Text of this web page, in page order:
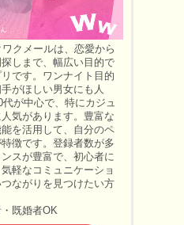
ワクメールは、恋愛から
しまで、幅広い目的で
です。ワンナイト目的
がほしい男女にも人
が中心で、特にカジュ
気があります。豊富な
を活用して、自分のペ
徴です。登録者数が多
スが豊富で、初心者に
軽なコミュニケーショ
ながりを見つけたい方
・既婚者OK